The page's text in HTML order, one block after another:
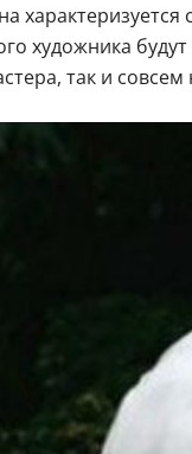
художника
так и